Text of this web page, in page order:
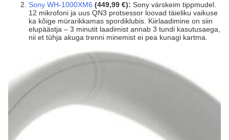
Sony WH-1000XM6 (449,99 €): Sony värskeim tippmudel.
12 mikrofoni ja uus QN3 protsessor loovad täieliku vaikuse
ka kõige mürarikkamas spordiklubis. Kiirlaadimine on siin
elupäästja – 3 minutit laadimist annab 3 tundi kasutusaega,
nii et tühja akuga trenni minemist ei pea kunagi kartma.